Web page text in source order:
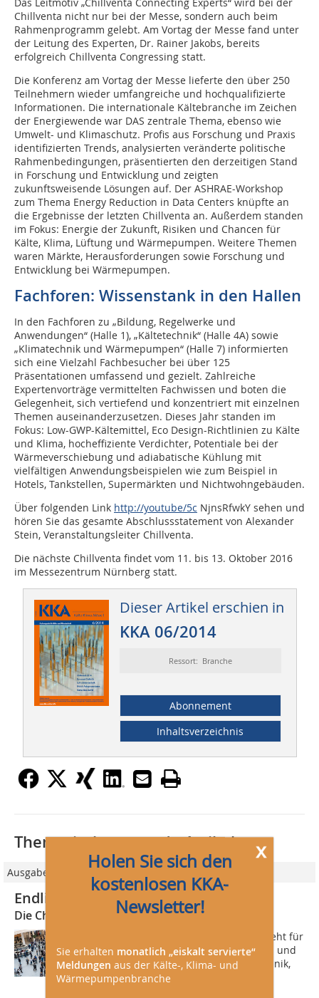
Das Leitmotiv „Chillventa Connecting Experts“ wird bei der
Chillventa nicht nur bei der Messe, sondern auch beim
Rahmenprogramm gelebt. Am Vortag der Messe fand unter
der Leitung des Experten, Dr. Rainer Jakobs, bereits
erfolgreich Chillventa Congressing statt.
Die Konferenz am Vortag der Messe lieferte den über 250
Teilnehmern wieder umfangreiche und hochqualifizierte
Informationen. Die internationale Kältebranche im Zeichen
der Energiewende war DAS zentrale Thema, ebenso wie
Umwelt- und Klimaschutz. Profis aus Forschung und Praxis
identifizierten Trends, analysierten veränderte politische
Rahmenbedingungen, präsentierten den derzeitigen Stand
in Forschung und Entwicklung und zeigten
zukunftsweisende Lösungen auf. Der ASHRAE-Workshop
zum Thema Energy Reduction in Data Centers knüpfte an
die Ergebnisse der letzten Chillventa an. Außerdem standen
im Fokus: Energie der Zukunft, Risiken und Chancen für
Kälte, Klima, Lüftung und Wärmepumpen. Weitere Themen
waren Märkte, Herausforderungen sowie Forschung und
Entwicklung bei Wärmepumpen.
Fachforen: Wissenstank in den Hallen
In den Fachforen zu „Bildung, Regelwerke und
Anwendungen“ (Halle 1), „Kältetechnik“ (Halle 4A) sowie
„Klimatechnik und Wärmepumpen“ (Halle 7) informierten
sich eine Vielzahl Fachbesucher bei über 125
Präsentationen umfassend und gezielt. Zahlreiche
Expertenvorträge vermittelten Fachwissen und boten die
Gelegenheit, sich vertiefend und konzentriert mit einzelnen
Themen auseinanderzusetzen. Dieses Jahr standen im
Fokus: Low-GWP-Kältemittel, Eco Design-Richtlinien zu Kälte
und Klima, hocheffiziente Verdichter, Potentiale bei der
Wärmeverschiebung und adiabatische Kühlung mit
vielfältigen Anwendungsbeispielen wie zum Beispiel in
Hotels, Tankstellen, Supermärkten und Nichtwohngebäuden.
Über folgenden Link http://youtube/5c NjnsRfwkY sehen und
hören Sie das gesamte Abschlussstatement von Alexander
Stein, Veranstaltungsleiter Chillventa.
Die nächste Chillventa findet vom 11. bis 13. Oktober 2016
im Messezentrum Nürnberg statt.
Dieser Artikel erschien in
KKA 06/2014
Ressort: Branche
Abonnement
Inhaltsverzeichnis
x
Holen Sie sich den
kostenlosen KKA-
Newsletter!
Sie erhalten monatlich „eiskalt servierte“
Meldungen aus der Kälte-, Klima- und
Wärmepumpenbranche
Thematisch passende Artikel:
Ausgabe 05/2022
Endlich wieder Messe!
Die Chillventa vom 11. bis 13. Oktober 2022
Die Weltleitmesse der Kältetechnik steht für
die gesamte Bandbreite an Produkten und
Lösungen in den Bereichen Klimatechnik,
Lüftungstechnik, Wärmepumpen,